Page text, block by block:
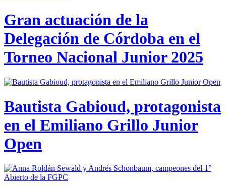
Gran actuación de la
Delegación de Córdoba en el
Torneo Nacional Junior 2025
Bautista Gabioud, protagonista
en el Emiliano Grillo Junior
Open